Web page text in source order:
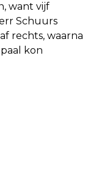
want vijf
Schuurs
rechts, waarna
kon